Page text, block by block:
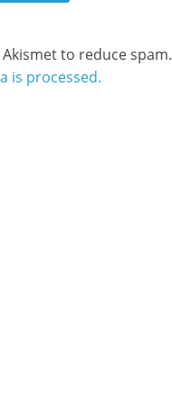
to reduce spam.
is processed.